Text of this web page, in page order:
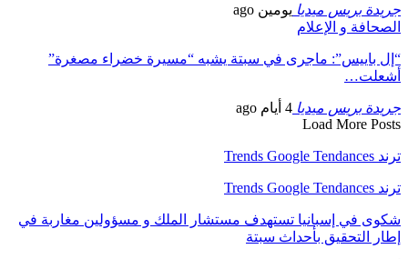
جريدة بريس ميديا يومين ago
الصحافة و الإعلام
“إل باييس”: ماجرى في سبتة يشبه “مسيرة خضراء مصغرة”
أشعلت…
جريدة بريس ميديا 4 أيام ago
Load More Posts
ترند Trends Google Tendances
ترند Trends Google Tendances
شكوى في إسبانيا تستهدف مستشار الملك و مسؤولين مغاربة في
إطار التحقيق بأحداث سبتة